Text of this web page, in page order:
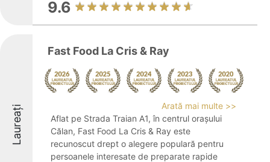
9.6
Laureați
Fast Food La Cris & Ray
Arată mai multe >>
Aflat pe Strada Traian A1, în centrul orașului
Călan, Fast Food La Cris & Ray este
recunoscut drept o alegere populară pentru
persoanele interesate de preparate rapide